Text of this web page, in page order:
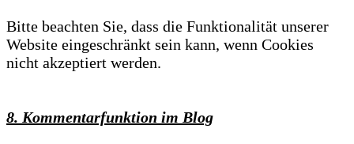
Bitte beachten Sie, dass die Funktionalität unserer
Website eingeschränkt sein kann, wenn Cookies
nicht akzeptiert werden.
8. Kommentarfunktion im Blog